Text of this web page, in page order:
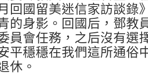
月回國留美迷信家訪談
的身影。回國后，鄧教
員會任務，之后沒有選
平穩穩在我們這所通俗
休。